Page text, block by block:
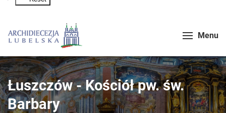
Menu
Łuszczów - Kościół pw. św.
Barbary